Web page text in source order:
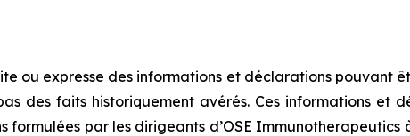
ou expresse des informations et déclarations pouvant
des faits historiquement avérés. Ces informations et
formulées par les dirigeants d’OSE